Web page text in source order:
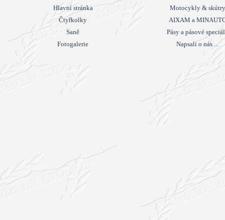
Hlavní stránka
Motocykly & skútry
Čtyřkolky
AIXAM a
Saně
Pásy a pásové
Fotogalerie
Napsali o nás ...
Návrat na obsah